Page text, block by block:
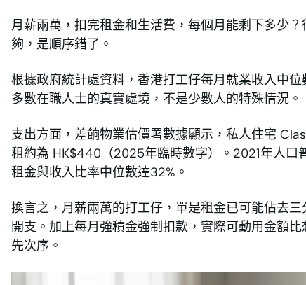
月薪兩萬，扣完租金和生活費，每個月能剩下多少
夠，是順序錯了。
根據政府統計處資料，香港打工仔每月就業收入中
多數在職人士的真實處境，不是少數人的特殊情況。
支出方面，差餉物業估價署數據顯示，私人住宅
租約為 HK$440（2025年臨時數字）。2021年人口
租金與收入比率中位數達32%。
換言之，月薪兩萬的打工仔，單是租金已可能佔去
開支。加上每月強積金強制扣款，實際可動用金額
先次序。